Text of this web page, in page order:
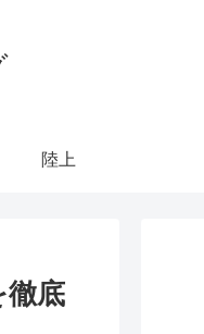
陸上
徹底